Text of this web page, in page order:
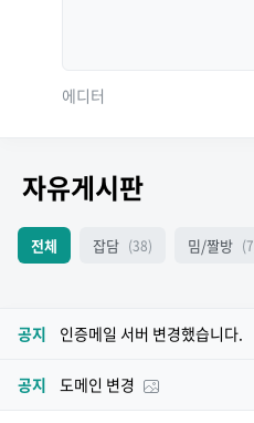
에디터
자유게시판
전체 잡담 (38) 밈/짤방
공지 인증메일 서버 변경했습니다.
공지 도메인 변경